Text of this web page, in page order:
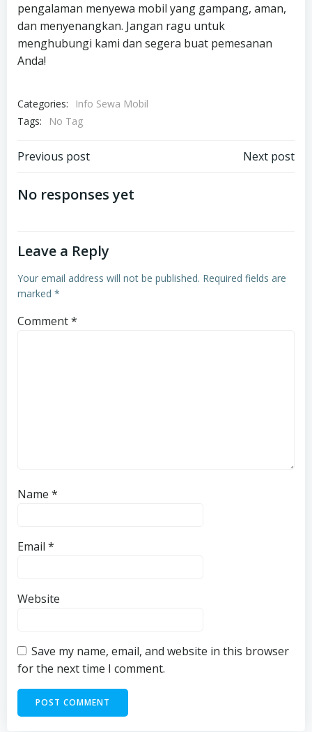
pengalaman menyewa mobil yang gampang, aman,
dan menyenangkan. Jangan ragu untuk
menghubungi kami dan segera buat pemesanan
Anda!
Categories:
Info Sewa Mobil
Tags:
No Tag
Post
navigation
Previous post Next post
No responses yet
Leave a Reply
Your email address will not be published. Required fields are
marked *
Comment*
Name *
Email *
Website
Save my name, email, and website in this browser
for the next time I comment.